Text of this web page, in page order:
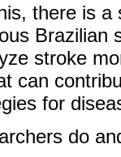
there is
Brazilian
stroke
can
for
do